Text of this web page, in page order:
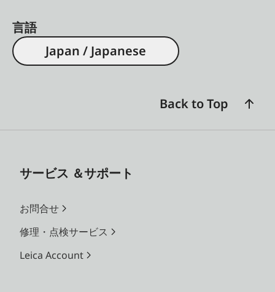
言語
Japan / Japanese
Back to Top
サービス ＆サポート
お問合せ
修理・点検サービス
Leica Account